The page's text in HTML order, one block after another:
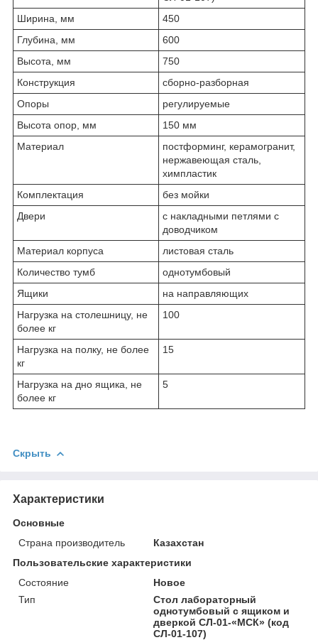
Ширина, мм
450
Глубина, мм
600
Высота, мм
750
Конструкция
сборно-разборная
Опоры
регулируемые
Высота опор, мм
150 мм
Материал
постформинг, керамогранит,
нержавеющая сталь,
химпластик
Комплектация
без мойки
Двери
с накладными петлями с
доводчиком
Материал корпуса
листовая сталь
Количество тумб
однотумбовый
Ящики
на направляющих
Нагрузка на столешницу, не
более кг
100
Нагрузка на полку, не более
кг
15
Нагрузка на дно ящика, не
более кг
5
Скрыть
Характеристики
Основные
Страна производитель
Казахстан
Пользовательские характеристики
Состояние
Новое
Тип
Стол лабораторный
однотумбовый с ящиком и
дверкой СЛ-01-«МСК» (код
СЛ-01-107)